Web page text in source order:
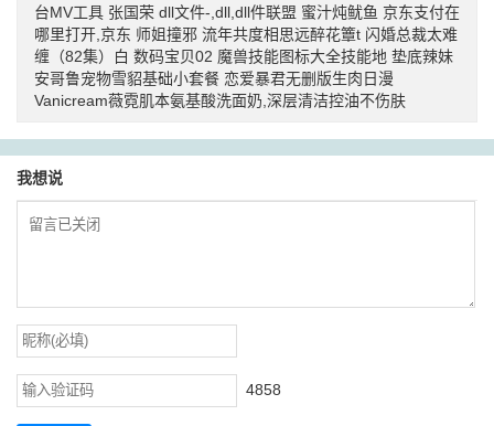
台MV工具 张国荣 dll文件-,dll,dll件联盟 蜜汁炖鱿鱼 京东支付在
哪里打开,京东 师姐撞邪 流年共度相思远醉花簟t 闪婚总裁太难
缠（82集）白 数码宝贝02 魔兽技能图标大全技能地 垫底辣妹
安哥鲁宠物雪貂基础小套餐 恋爱暴君无删版生肉日漫
Vanicream薇霓肌本氨基酸洗面奶,深层清洁控油不伤肤
我想说
4858